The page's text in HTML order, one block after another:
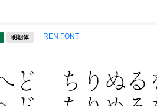
明朝体 REN FONT